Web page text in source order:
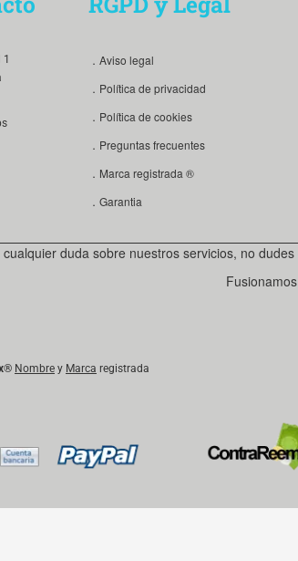
．Aviso legal
．Política de privacidad
．Política de cookies
．Preguntas frecuentes
．Marca registrada ®
．Garantia
cualquier duda sobre nuestros servicios, no dudes
® Nombre y Marca registrada